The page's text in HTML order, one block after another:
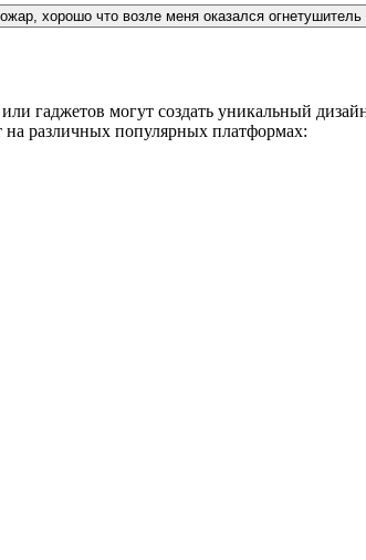
хорошо что возле меня оказался огнетушитель
гаджетов могут создать уникальный
различных популярных платформах: